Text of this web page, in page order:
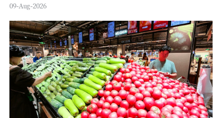
09-Aug-2026